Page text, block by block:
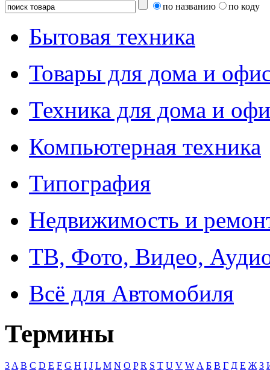
по названию по коду
Бытовая техника
Товары для дома и
Техника для дома и
Компьютерная техника
Типография
Недвижимость и
ТВ, Фото, Видео,
Всё для Автомобиля
Термины
3 A B C D E F G H I J L M N O P R S T U V W А Б В Г Д Е Ж З